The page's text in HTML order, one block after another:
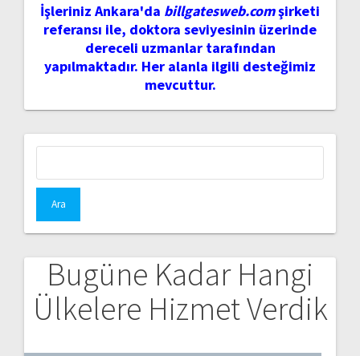
İşleriniz Ankara'da billgatesweb.comşirketi
referansı ile, doktora seviyesinin üzerinde
dereceli uzmanlar tarafından
yapılmaktadır. Her alanla ilgili desteğimiz
mevcuttur.
Bugüne Kadar Hangi
Ülkelere Hizmet Verdik